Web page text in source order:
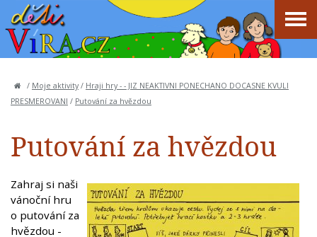
/ Moje aktivity/ Hraji hry - - JIZ NEAKTIVNI PONECHANO DOCASNE KVULI
PRESMEROVANI / Putování za hvězdou
Putování za hvězdou
Zahraj si naši
vánoční hru
o putování za
hvězdou -